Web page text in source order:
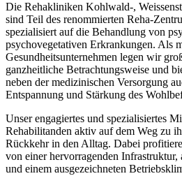
Die Rehakliniken Kohlwald-,
sind Teil des renommierten Reha-
spezialisiert auf die Behandlung von
psychovegetativen Erkrankungen. Als
Gesundheitsunternehmen legen wir
ganzheitliche Betrachtungsweise und
neben der medizinischen Versorgung
Entspannung und Stärkung des
Unser engagiertes und spezialisiertes
Rehabilitanden aktiv auf dem Weg zu
Rückkehr in den Alltag. Dabei
von einer hervorragenden
und einem ausgezeichneten